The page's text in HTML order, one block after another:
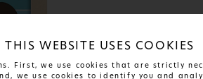
THIS WEBSITE USES COOKIES
First, we use cookies that are strictly
we use cookies to identify you and